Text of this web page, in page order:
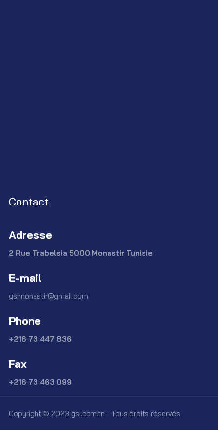
Contact
Adresse
2 Rue Trabelsia 5000 Monastir Tunisie
E-mail
gsimonastir@gmail.com
Phone
+216 73 447 836
Fax
+216 73 463 099
Copyright © 2023 gsi.com.tn - Tous droits réservés